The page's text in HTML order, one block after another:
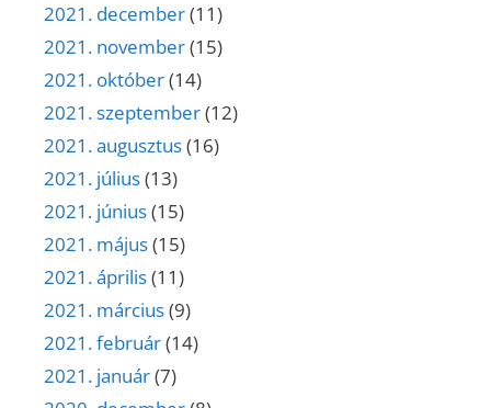
2021. december(11)
2021. november(15)
2021. október(14)
2021. szeptember(12)
2021. augusztus(16)
2021. július(13)
2021. június(15)
2021. május(15)
2021. április(11)
2021. március(9)
2021. február(14)
2021. január(7)